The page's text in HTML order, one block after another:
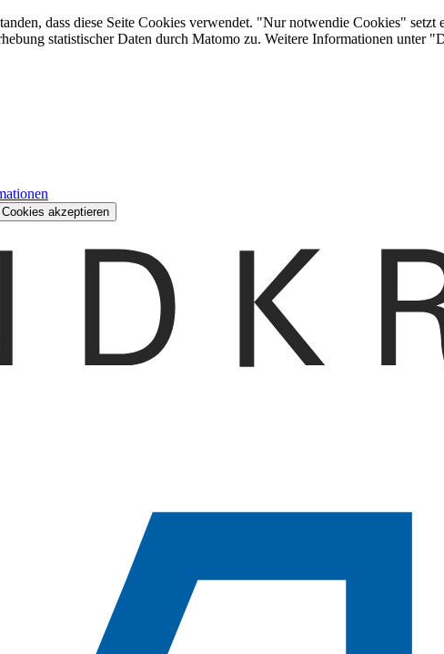
dass diese Seite Cookies verwendet. "Nur notwendie Cookies"
statistischer Daten durch Matomo zu. Weitere Informationen unter
akzeptieren